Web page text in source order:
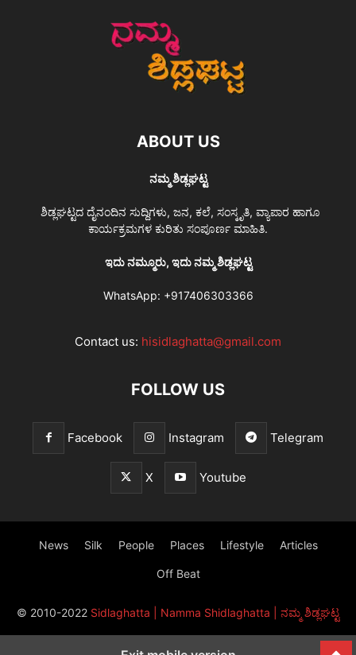
ABOUT US
ನಮ್ಮ ಶಿಡ್ಲಘಟ್ಟ
ಶಿಡ್ಲಘಟ್ಟದ ದೈನಂದಿನ ಸುದ್ದಿಗಳು, ಜನ, ಕಲೆ, ಸಂಸ್ಕೃತಿ, ವ್ಯಾಪಾರ ಹಾಗೂ
ಕಾರ್ಯಕ್ರಮಗಳ ಕುರಿತು ಸಂಪೂರ್ಣ ಮಾಹಿತಿ.
ಇದು ನಮ್ಮೂರು, ಇದು ನಮ್ಮ ಶಿಡ್ಲಘಟ್ಟ
WhatsApp: +917406303366
Contact us: hisidlaghatta@gmail.com
FOLLOW US
Facebook Instagram Telegram
X Youtube
News Silk People Places Lifestyle Articles
Off Beat
© 2010-2022 Sidlaghatta | Namma Shidlaghatta | ನಮ್ಮ ಶಿಡ್ಲಘಟ್ಟ